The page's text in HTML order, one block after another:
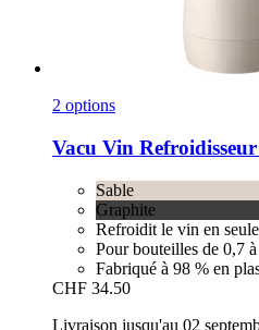
2 options
Vacu Vin
Sable
Graphite
Refroidit le vin en
Pour bouteilles de 0,7
Fabriqué à 98 % en
CHF 34.50
Livraison jusqu'au 02